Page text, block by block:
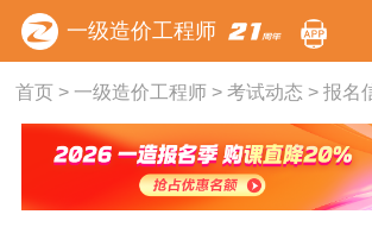
一级造价工程师
首页> 一级造价工程师> 考试动态 > 报名